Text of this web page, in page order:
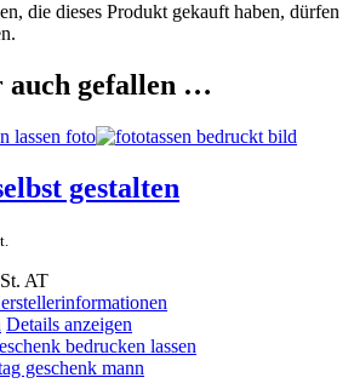
die dieses Produkt gekauft haben, dürfen
auch gefallen …
gestalten
AT
Details anzeigen